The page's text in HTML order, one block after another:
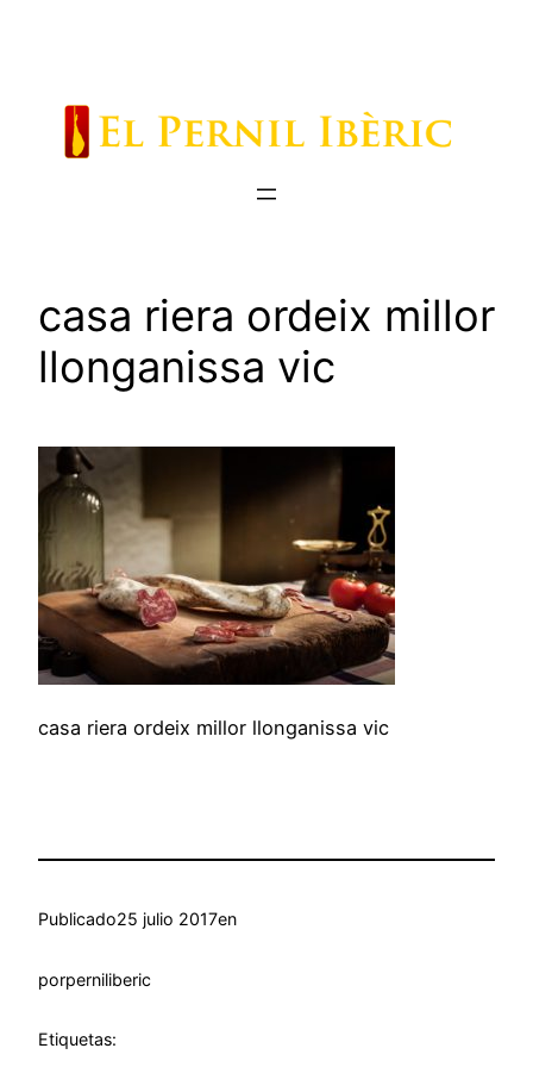
casa riera ordeix millor
llonganissa vic
casa riera ordeix millor llonganissa vic
Publicado25 julio 2017en
porperniliberic
Etiquetas: